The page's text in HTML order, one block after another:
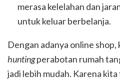
merasa kelelahan dan
untuk keluar berbelanja.
Dengan adanya online shop,
huntingperabotan rumah
jadi lebih mudah. Karena